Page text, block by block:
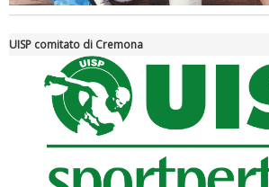
La formazione Uisp rallenta ma prosegue
UISP comitato di Cremona